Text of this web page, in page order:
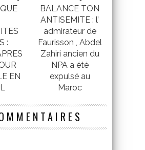
:
EN
BALANCE TON
ANTISEMITE : l’
admirateur de
Faurisson , Abdel
Zahiri ancien du
NPA a été
expulsé au
Maroc